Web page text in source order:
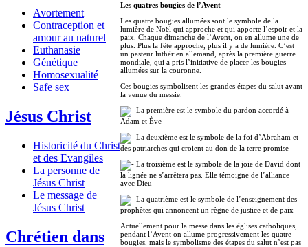
Avortement
Contraception et
amour au naturel
Euthanasie
Génétique
Homosexualité
Safe sex
Jésus Christ
Historicité du Christ
et des Evangiles
La personne de
Jésus Christ
Le message de
Jésus Christ
Chrétien dans
Les quatres bougies de l’Avent
Les quatre bougies allumées sont le symbole de la
lumière de Noël qui approche et qui apporte l’espoir et la
paix. Chaque dimanche de l’Avent, on en allume une de
plus. Plus la fête approche, plus il y a de lumière. C’est
un pasteur luthérien allemand, après la première guerre
mondiale, qui a pris l’initiative de placer les bougies
allumées sur la couronne.
Ces bougies symbolisent les grandes étapes du salut avant
la venue du messie.
La première est le symbole du pardon accordé à
Adam et Ève
La deuxième est le symbole de la foi d’Abraham et
des patriarches qui croient au don de la terre promise
La troisième est le symbole de la joie de David dont
la lignée ne s’arrêtera pas. Elle témoigne de l’alliance
avec Dieu
La quatrième est le symbole de l’enseignement des
prophètes qui annoncent un règne de justice et de paix
Actuellement pour la messe dans les églises catholiques,
pendant l’Avent on allume progressivement les quatre
bougies, mais le symbolisme des étapes du salut n’est pas